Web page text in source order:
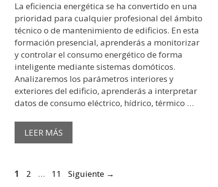
La eficiencia energética se ha convertido en una
prioridad para cualquier profesional del ámbito
técnico o de mantenimiento de edificios. En esta
formación presencial, aprenderás a monitorizar
y controlar el consumo energético de forma
inteligente mediante sistemas domóticos.
Analizaremos los parámetros interiores y
exteriores del edificio, aprenderás a interpretar
datos de consumo eléctrico, hídrico, térmico …
LEER MÁS
Página
1 Página
2 … Página
11 Siguiente →